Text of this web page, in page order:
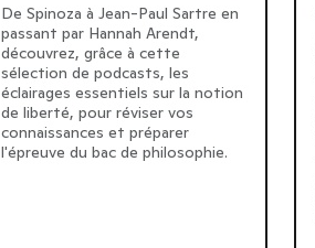
De Spinoza à Jean-Paul Sartre en
passant par Hannah Arendt,
découvrez, grâce à cette
sélection de podcasts, les
éclairages essentiels sur la notion
de liberté, pour réviser vos
connaissances et préparer
l'épreuve du bac de philosophie.